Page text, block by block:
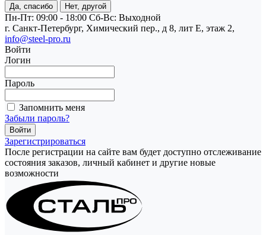
Да, спасибо Нет, другой
Пн-Пт: 09:00 - 18:00 Cб-Вс: Выходной
г. Санкт-Петербург, Химический пер., д 8, лит Е, этаж 2,
info@steel-pro.ru
Войти
Логин
Пароль
Запомнить меня
Забыли пароль?
Зарегистрироваться
После регистрации на сайте вам будет доступно отслеживание
состояния заказов, личный кабинет и другие новые
возможности